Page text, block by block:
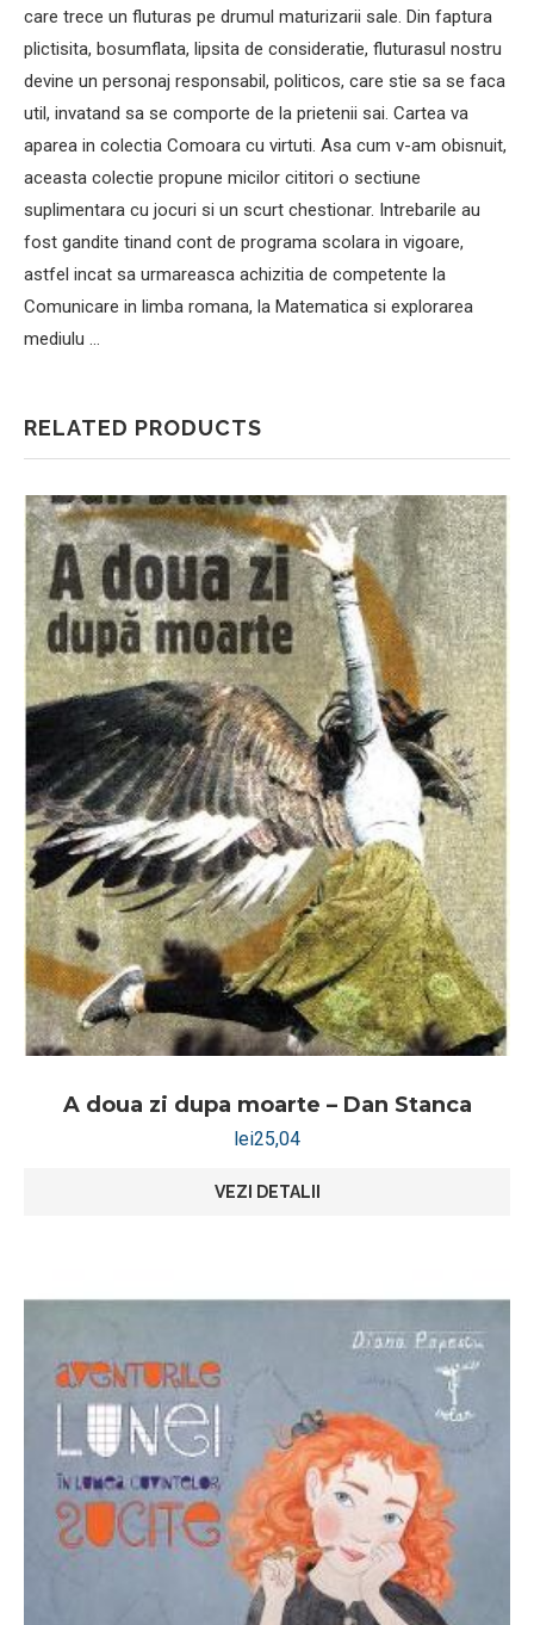
care trece un fluturas pe drumul maturizarii sale. Din faptura
plictisita, bosumflata, lipsita de consideratie, fluturasul nostru
devine un personaj responsabil, politicos, care stie sa se faca
util, invatand sa se comporte de la prietenii sai. Cartea va
aparea in colectia Comoara cu virtuti. Asa cum v-am obisnuit,
aceasta colectie propune micilor cititori o sectiune
suplimentara cu jocuri si un scurt chestionar. Intrebarile au
fost gandite tinand cont de programa scolara in vigoare,
astfel incat sa urmareasca achizitia de competente la
Comunicare in limba romana, la Matematica si explorarea
mediulu …
RELATED PRODUCTS
A doua zi dupa moarte – Dan Stanca
lei25,04
VEZI DETALII